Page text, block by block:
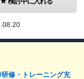
修・トレーニング充